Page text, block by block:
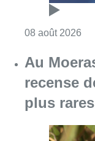
08 août 2026
Au
recense
plus rares